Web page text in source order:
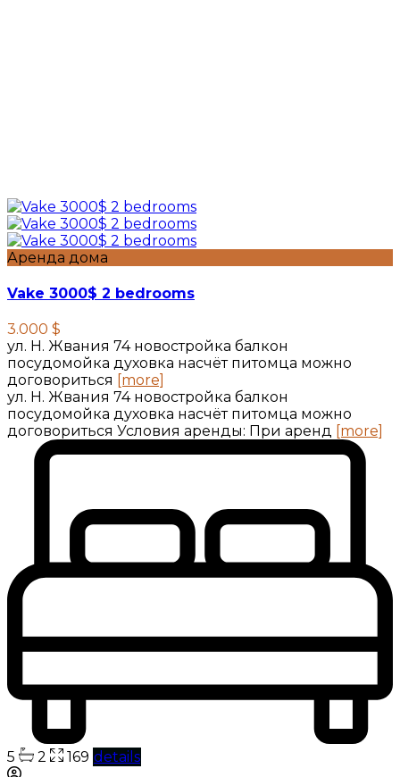
Аренда дома
Vake 3000$ 2 bedrooms
3.000 $
ул. Н. Жвания 74 новостройка балкон
посудомойка духовка насчёт питомца можно
договориться
[more]
ул. Н. Жвания 74 новостройка балкон
посудомойка духовка насчёт питомца можно
договориться Условия аренды: При аренд [more]
5 2 169 details